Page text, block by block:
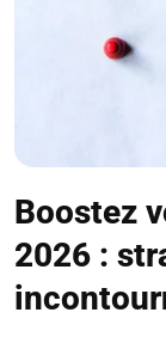
Boostez
2026 :